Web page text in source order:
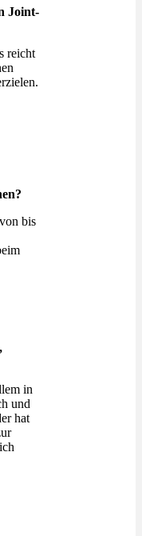
Joint-
reicht
bis
in
und
hat